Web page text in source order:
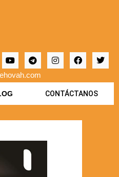
CONTÁCTANOS